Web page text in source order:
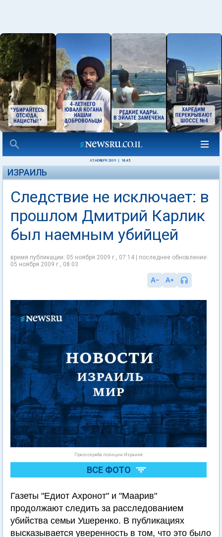
05 НОЯБРЯ 2009 16:45
ИЗРАИЛЬ
Следствие не исключает: в
прошлом Дмитрий Карлик
был наемным убийцей
время публикации: 05 ноября 2009 г., 07:14 | последнее обновление:
05 ноября 2009 г., 08:03
Пресс-служба полиции Израиля
ВСЕ ФОТО
Газеты "Едиот Ахронот" и "Маарив"
продолжают следить за расследованием
убийства семьи Ушеренко. В публикациях
высказывается уверенность в том, что это было